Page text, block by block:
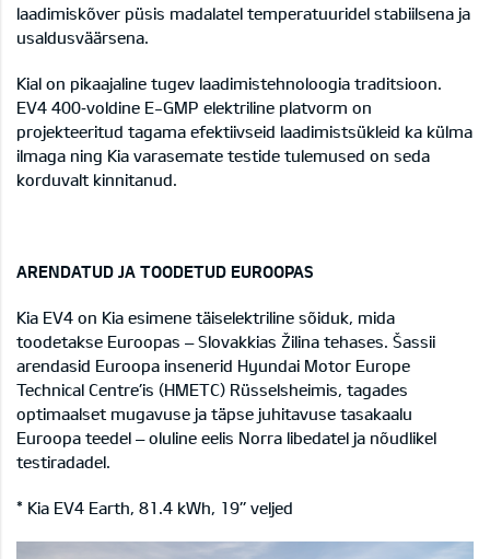
laadimiskõver püsis madalatel temperatuuridel stabiilsena ja
usaldusväärsena.
Kial on pikaajaline tugev laadimistehnoloogia traditsioon.
EV4 400‑voldine E-GMP elektriline platvorm on
projekteeritud tagama efektiivseid laadimistsükleid ka külma
ilmaga ning Kia varasemate testide tulemused on seda
korduvalt kinnitanud.
ARENDATUD JA TOODETUD EUROOPAS
Kia EV4 on Kia esimene täiselektriline sõiduk, mida
toodetakse Euroopas – Slovakkias Žilina tehases. Šassii
arendasid Euroopa insenerid Hyundai Motor Europe
Technical Centre’is (HMETC) Rüsselsheimis, tagades
optimaalset mugavuse ja täpse juhitavuse tasakaalu
Euroopa teedel – oluline eelis Norra libedatel ja nõudlikel
testiradadel.
* Kia EV4 Earth, 81.4 kWh, 19’’ veljed